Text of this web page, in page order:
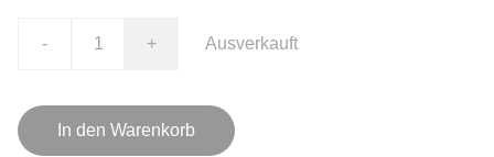
- + Ausverkauft
In den Warenkorb